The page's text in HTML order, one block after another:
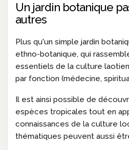
Un jardin botanique
autres
Plus qu'un simple jardin
ethno-botanique, qui
essentiels de la culture
par fonction (médecine,
Il est ainsi possible de
espèces tropicales tout en
connaissances de la culture
thématiques peuvent aussi